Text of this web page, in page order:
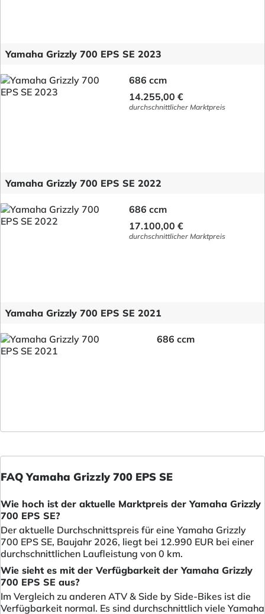
Yamaha Grizzly 700 EPS SE 2023
686 ccm
14.255,00 €
durchschnittlicher Marktpreis
Yamaha Grizzly 700 EPS SE 2022
686 ccm
17.100,00 €
durchschnittlicher Marktpreis
Yamaha Grizzly 700 EPS SE 2021
686 ccm
FAQ Yamaha Grizzly 700 EPS SE
Wie hoch ist der aktuelle Marktpreis der Yamaha Grizzly
700 EPS SE?
Der aktuelle Durchschnittspreis für eine Yamaha Grizzly
700 EPS SE, Baujahr 2026, liegt bei 12.990 EUR bei einer
durchschnittlichen Laufleistung von 0 km.
Wie sieht es mit der Verfügbarkeit der Yamaha Grizzly
700 EPS SE aus?
Im Vergleich zu anderen ATV & Side by Side-Bikes ist die
Verfügbarkeit normal. Es sind durchschnittlich viele Yamaha